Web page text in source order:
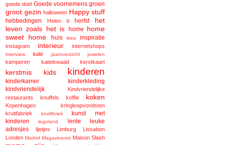
goede doel Goede voornemens groen
groot gezin halloween Happy stuff
hebbedingen Helen b herfst
het
leven zoals het is
home home
sweet home
huis ikea inspiratie
Instagram interieur internetshops
interview italië jaaroverzicht juwelen
kamperen kattekwaad kerstkaart
kerstmis kids kinderen
kinderkamer
kinderkleding
kindvriendelijk
Kindvriendelijke
restaurants
knuffels koffie koken
Kopenhagen
kringloopvondsten
kruitfabriek
kruitfbriek
kunst met
kinderen
legoland lente
leuke
adresjes
lijstjes Limburg
Lissabon
Londen Madrid Magazinerek Maison Slash